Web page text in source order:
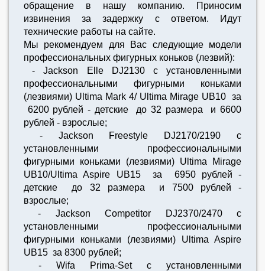
обращение в нашу компанию. Приносим
извинения за задержку с ответом. Идут
технические работы на сайте.
Мы рекомендуем для Вас следующие модели
профессиональных фигурных коньков (лезвий):
- Jackson Elle DJ2130 с установленными
профессиональными фигурными коньками
(лезвиями) Ultima Mark 4/ Ultima Mirage UB10 за
6200 рублей - детские до 32 размера и 6600
рублей - взрослые;
- Jackson Freestyle DJ2170/2190 с
установленными профессиональными
фигурными коньками (лезвиями) Ultima Mirage
UB10/Ultima Aspire UB15 за 6950 рублей -
детские до 32 размера и 7500 рублей -
взрослые;
- Jackson Competitor DJ2370/2470 с
установленными профессиональными
фигурными коньками (лезвиями) Ultima Aspire
UB15 за 8300 рублей;
- Wifa Prima-Set с установленными